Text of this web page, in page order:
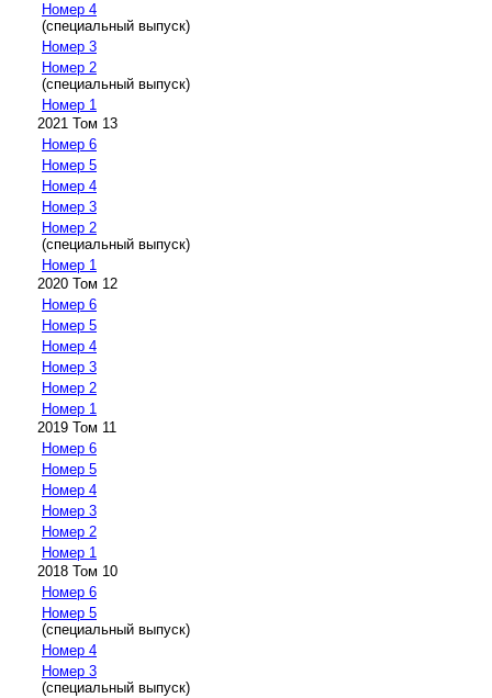
Номер 4
(специальный выпуск)
Номер 3
Номер 2
(специальный выпуск)
Номер 1
2021 Том 13
Номер 6
Номер 5
Номер 4
Номер 3
Номер 2
(специальный выпуск)
Номер 1
2020 Том 12
Номер 6
Номер 5
Номер 4
Номер 3
Номер 2
Номер 1
2019 Том 11
Номер 6
Номер 5
Номер 4
Номер 3
Номер 2
Номер 1
2018 Том 10
Номер 6
Номер 5
(специальный выпуск)
Номер 4
Номер 3
(специальный выпуск)